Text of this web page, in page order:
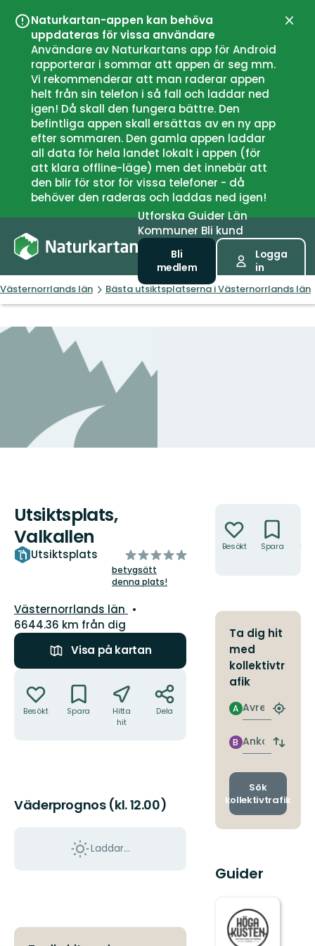
Naturkartan-appen kan behöva
uppdateras för vissa användare
Användare av Naturkartans app för Android
rapporterar i sommar att appen är seg mm.
Vi rekommenderar att man raderar appen
helt från sin telefon i så fall och laddar ned
igen! Då skall den fungera bättre. Den
befintliga appen skall ersättas av en ny app
efter sommaren. Den gamla appen laddar
all data för hela landet lokalt i appen (för
att klara offline-läge) men det innebär att
den blir för stor för vissa telefoner - då
behöver den raderas och laddas ned igen!
UtforskaGuiderLän
Kommuner Bli kund
Bli
medlem
Logga
in
Västernorrlands län Bästa utsiktsplatserna i Västernorrlands län
Utsiktsplats,
Valkallen
Utsiktsplats
av
5
stjärnor
betygsätt
denna plats!
Län:
Västernorrlands län
6644.36 km från dig
Visa på kartan
Besökt Spara
Hitta
hit
Dela
Väderprognos (kl. 12.00)
Laddar...
Besökt Spara
Ta dig hit
med
kollektivtr
afik
Avresa
A
Hitta
Ankomst
B
Byt
och
Sök
kollektivtrafik
Guider